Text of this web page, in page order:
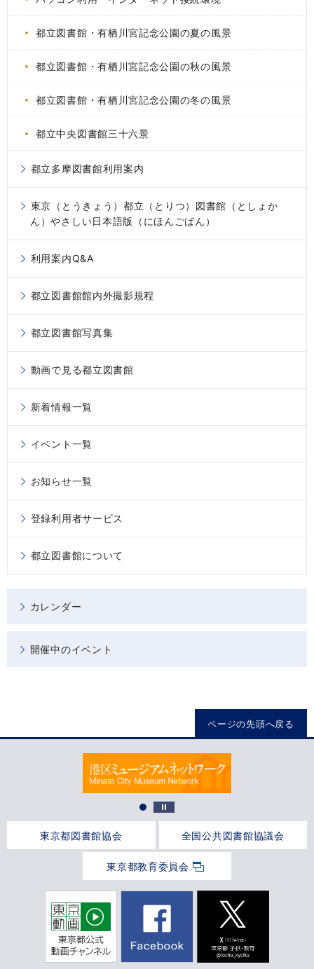
都立図書館・有栖川宮記念公園の夏の風景
都立図書館・有栖川宮記念公園の秋の風景
都立図書館・有栖川宮記念公園の冬の風景
都立中央図書館三十六景
都立多摩図書館利用案内
東京（とうきょう）都立（とりつ）図書館（としょか
ん）やさしい日本語版（にほんごばん）
利用案内Q&A
都立図書館館内外撮影規程
都立図書館写真集
動画で見る都立図書館
新着情報一覧
イベント一覧
お知らせ一覧
登録利用者サービス
都立図書館について
カレンダー
開催中のイベント
ページの先頭へ戻る
東京都図書館協会 全国公共図書館協議会
東京都教育委員会